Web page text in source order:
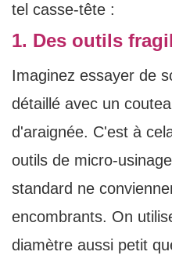
tel casse-tête :
1. Des outils
Imaginez essayer de
détaillé avec un
d'araignée. C'est à
outils de micro-
standard ne
encombrants. On
diamètre aussi petit